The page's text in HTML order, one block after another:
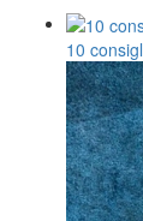
10